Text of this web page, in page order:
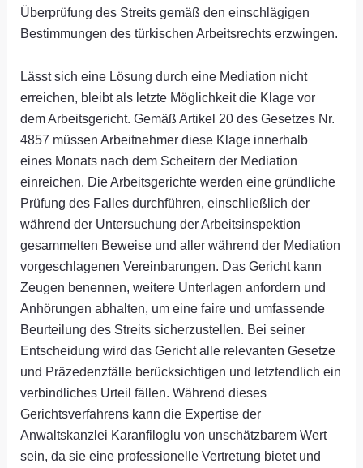
Überprüfung des Streits gemäß den einschlägigen
Bestimmungen des türkischen Arbeitsrechts erzwingen.
Lässt sich eine Lösung durch eine Mediation nicht
erreichen, bleibt als letzte Möglichkeit die Klage vor
dem Arbeitsgericht. Gemäß Artikel 20 des Gesetzes Nr.
4857 müssen Arbeitnehmer diese Klage innerhalb
eines Monats nach dem Scheitern der Mediation
einreichen. Die Arbeitsgerichte werden eine gründliche
Prüfung des Falles durchführen, einschließlich der
während der Untersuchung der Arbeitsinspektion
gesammelten Beweise und aller während der Mediation
vorgeschlagenen Vereinbarungen. Das Gericht kann
Zeugen benennen, weitere Unterlagen anfordern und
Anhörungen abhalten, um eine faire und umfassende
Beurteilung des Streits sicherzustellen. Bei seiner
Entscheidung wird das Gericht alle relevanten Gesetze
und Präzedenzfälle berücksichtigen und letztendlich ein
verbindliches Urteil fällen. Während dieses
Gerichtsverfahrens kann die Expertise der
Anwaltskanzlei Karanfiloglu von unschätzbarem Wert
sein, da sie eine professionelle Vertretung bietet und